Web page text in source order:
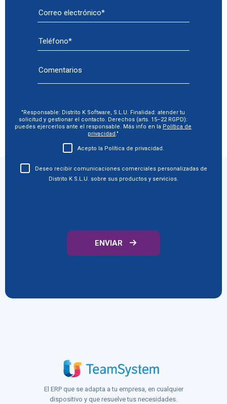
"Responsable: Distrito K Software, S.L.U. Finalidad: atender tu
solicitud y gestionar el contacto. Derechos (arts. 15–22 RGPD):
puedes ejercerlos ante el responsable. Más info en la Política de
privacidad."
Acepto la Política de privacidad.
Deseo recibir comunicaciones comerciales personalizadas de
Distrito K S.L.U. sobre sus productos y servicios.
ENVIAR
El ERP que se adapta a tu empresa, en cualquier
dispositivo y que resuelve tus necesidades.